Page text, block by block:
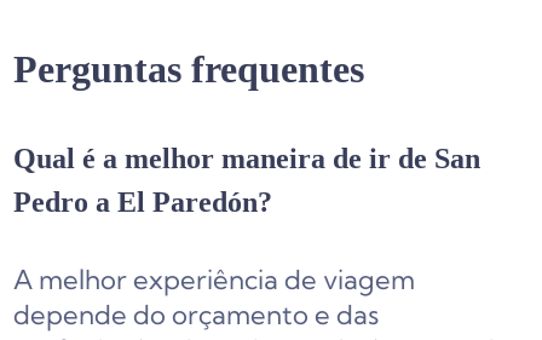
Perguntas frequentes
Qual é a melhor maneira de ir de San
Pedro a El Paredón?
A melhor experiência de viagem
depende do orçamento e das